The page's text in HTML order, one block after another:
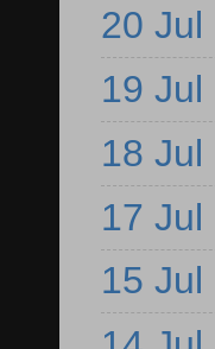
20 Jul
19 Jul
18 Jul
17 Jul
15 Jul